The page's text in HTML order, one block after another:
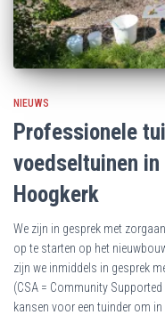
NIEUWS
Professionele
voedseltuinen in
Hoogkerk
We zijn in gesprek met
op te starten op het
zijn we inmiddels in gesprek
(CSA = Community
kansen voor een tuinder om